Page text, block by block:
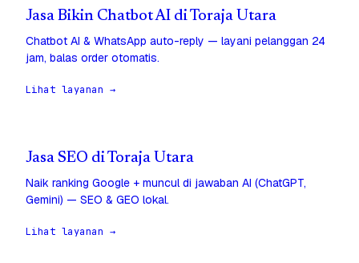
Jasa Bikin Chatbot AI di Toraja Utara
Chatbot AI & WhatsApp auto-reply — layani pelanggan 24
jam, balas order otomatis.
Lihat layanan →
Jasa SEO di Toraja Utara
Naik ranking Google + muncul di jawaban AI (ChatGPT,
Gemini) — SEO & GEO lokal.
Lihat layanan →